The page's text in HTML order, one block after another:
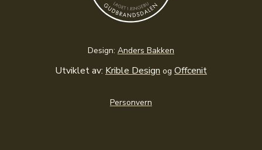
Design: Anders Bakken
Utviklet av: Krible Design og Offcenit
Personvern